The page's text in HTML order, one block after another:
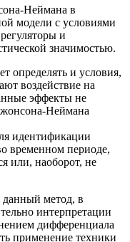
Неймана в
модели с условиями
и
значимостью.
определять и условия,
воздействие на
эффекты не
Неймана
идентификации
временном периоде,
или, наоборот, не
данный метод, в
интерпретации
дифференциала
применение техники